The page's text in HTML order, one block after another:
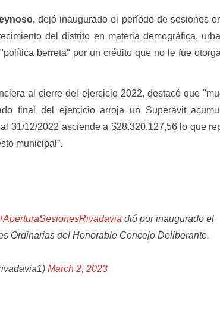
dejó inaugurado el período de sesiones
del distrito en materia demográfica,
berreta" por un crédito que no le fue
al cierre del ejercicio 2022, destacó que
final del ejercicio arroja un Superávit
31/12/2022 asciende a $28.320.127,56 lo que
municipal”.
dió por inaugurado el
Ordinarias del Honorable Concejo Deliberante.
March 2, 2023